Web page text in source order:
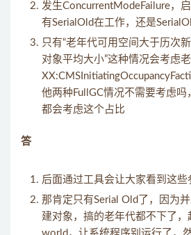
发生ConcurrentModeFailure，
有SerialOld在工作，还是
只有“老年代可用空间大于历次
对象平均大小”这种情况会考虑
他两种FullGC情况不需要考虑吗
都会考虑这个占比
答
后面通过工具会让大家看到这些
那肯定只有Serial Old了，因为
建对象，搞的老年代都不下了